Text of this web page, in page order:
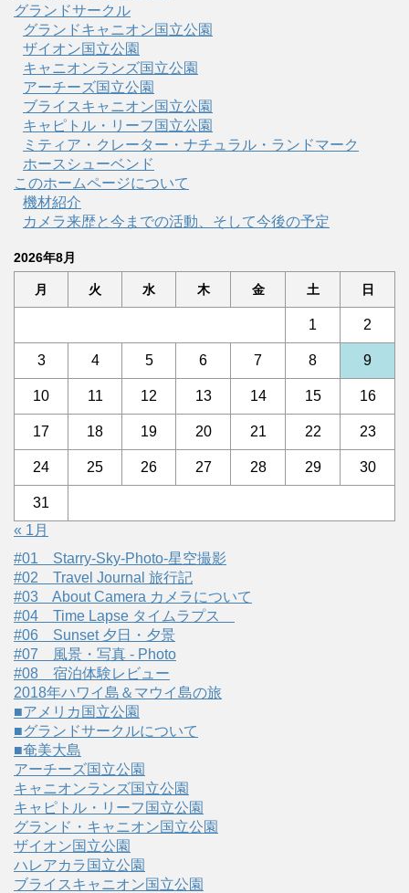
グランドサークル
グランドキャニオン国立公園
ザイオン国立公園
キャニオンランズ国立公園
アーチーズ国立公園
ブライスキャニオン国立公園
キャピトル・リーフ国立公園
ミティア・クレーター・ナチュラル・ランドマーク
ホースシューベンド
このホームページについて
機材紹介
カメラ来歴と今までの活動、そして今後の予定
2026年8月
月 火 水 木 金 土 日
1 2
3 4 5 6 7 8 9
10 11 12 13 14 15 16
17 18 19 20 21 22 23
24 25 26 27 28 29 30
31
« 1月
#01 Starry-Sky-Photo-星空撮影
#02 Travel Journal 旅行記
#03 About Camera カメラについて
#04 Time Lapse タイムラプス
#06 Sunset 夕日・夕景
#07 風景・写真 - Photo
#08 宿泊体験レビュー
2018年ハワイ島＆マウイ島の旅
■アメリカ国立公園
■グランドサークルについて
■奄美大島
アーチーズ国立公園
キャニオンランズ国立公園
キャピトル・リーフ国立公園
グランド・キャニオン国立公園
ザイオン国立公園
ハレアカラ国立公園
ブライスキャニオン国立公園